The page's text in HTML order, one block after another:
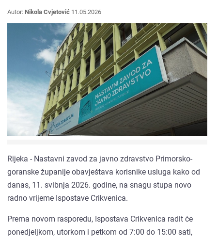
Autor: Nikola Cvjetović 11.05.2026
Rijeka - Nastavni zavod za javno zdravstvo Primorsko-
goranske županije obavještava korisnike usluga kako od
danas, 11. svibnja 2026. godine, na snagu stupa novo
radno vrijeme Ispostave Crikvenica.
Prema novom rasporedu, Ispostava Crikvenica radit će
ponedjeljkom, utorkom i petkom od 7:00 do 15:00 sati,